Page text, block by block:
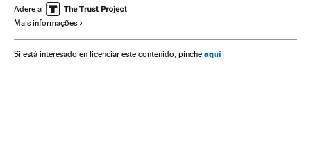
América do Norte Centros penitenciários
Regime penitenciário
Adere a
Mais informações
Si está interesado en licenciar este contenido, pinche aquí